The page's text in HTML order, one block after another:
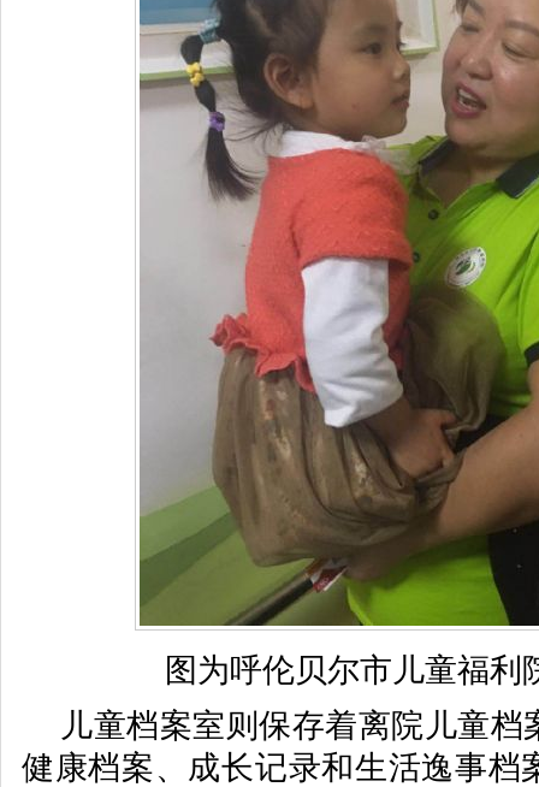
图为呼伦贝尔市儿童福利
儿童档案室则保存着离院儿童
健康档案、成长记录和生活逸事档